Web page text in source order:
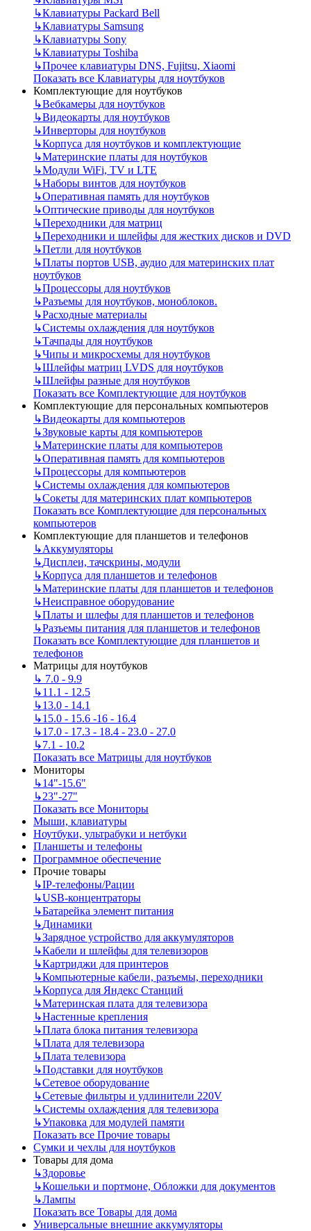
↳Клавиатуры Packard Bell
↳Клавиатуры Samsung
↳Клавиатуры Sony
↳Клавиатуры Toshiba
↳Прочее клавиатуры DNS, Fujitsu, Xiaomi
Показать все Клавиатуры для ноутбуков
Комплектующие для ноутбуков
↳Вебкамеры для ноутбуков
↳Видеокарты для ноутбуков
↳Инверторы для ноутбуков
↳Корпуса для ноутбуков и комплектующие
↳Материнские платы для ноутбуков
↳Модули WiFi, TV и LTE
↳Наборы винтов для ноутбуков
↳Оперативная память для ноутбуков
↳Оптические приводы для ноутбуков
↳Переходники для матриц
↳Переходники и шлейфы для жестких дисков и DVD
↳Петли для ноутбуков
↳Платы портов USB, аудио для материнских плат
ноутбуков
↳Процессоры для ноутбуков
↳Разъемы для ноутбуков, моноблоков.
↳Расходные материалы
↳Системы охлаждения для ноутбуков
↳Тачпады для ноутбуков
↳Чипы и микросхемы для ноутбуков
↳Шлейфы матриц LVDS для ноутбуков
↳Шлейфы разные для ноутбуков
Показать все Комплектующие для ноутбуков
Комплектующие для персональных компьютеров
↳Видеокарты для компьютеров
↳Звуковые карты для компьютеров
↳Материнские платы для компьютеров
↳Оперативная память для компьютеров
↳Процессоры для компьютеров
↳Системы охлаждения для компьютеров
↳Сокеты для материнских плат компьютеров
Показать все Комплектующие для персональных
компьютеров
Комплектующие для планшетов и телефонов
↳Аккумуляторы
↳Дисплеи, тачскрины, модули
↳Корпуса для планшетов и телефонов
↳Материнские платы для планшетов и телефонов
↳Неисправное оборудование
↳Платы и шлефы для планшетов и телефонов
↳Разъемы питания для планшетов и телефонов
Показать все Комплектующие для планшетов и
телефонов
Матрицы для ноутбуков
↳ 7.0 - 9.9
↳11.1 - 12.5
↳13.0 - 14.1
↳15.0 - 15.6 -16 - 16.4
↳17.0 - 17.3 - 18.4 - 23.0 - 27.0
↳7.1 - 10.2
Показать все Матрицы для ноутбуков
Мониторы
↳14"-15.6"
↳23"-27"
Показать все Мониторы
Мыши, клавиатуры
Ноутбуки, ультрабуки и нетбуки
Планшеты и телефоны
Программное обеспечение
Прочие товары
↳IP‑телефоны/Рации
↳USB-концентраторы
↳Батарейка элемент питания
↳Динамики
↳Зарядное устройство для аккумуляторов
↳Кабели и шлейфы для телевизоров
↳Картриджи для принтеров
↳Компьютерные кабели, разъемы, переходники
↳Корпуса для Яндекс Станций
↳Материнская плата для телевизора
↳Настенные крепления
↳Плата блока питания телевизора
↳Плата для телевизора
↳Плата телевизора
↳Подставки для ноутбуков
↳Сетевое оборудование
↳Сетевые фильтры и удлинители 220V
↳Системы охлаждения для телевизора
↳Упаковка для модулей памяти
Показать все Прочие товары
Сумки и чехлы для ноутбуков
Товары для дома
↳Здоровье
↳Кошельки и портмоне, Обложки для документов
↳Лампы
Показать все Товары для дома
Универсальные внешние аккумуляторы